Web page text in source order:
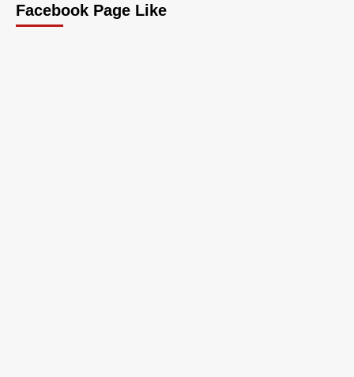
Facebook Page Like